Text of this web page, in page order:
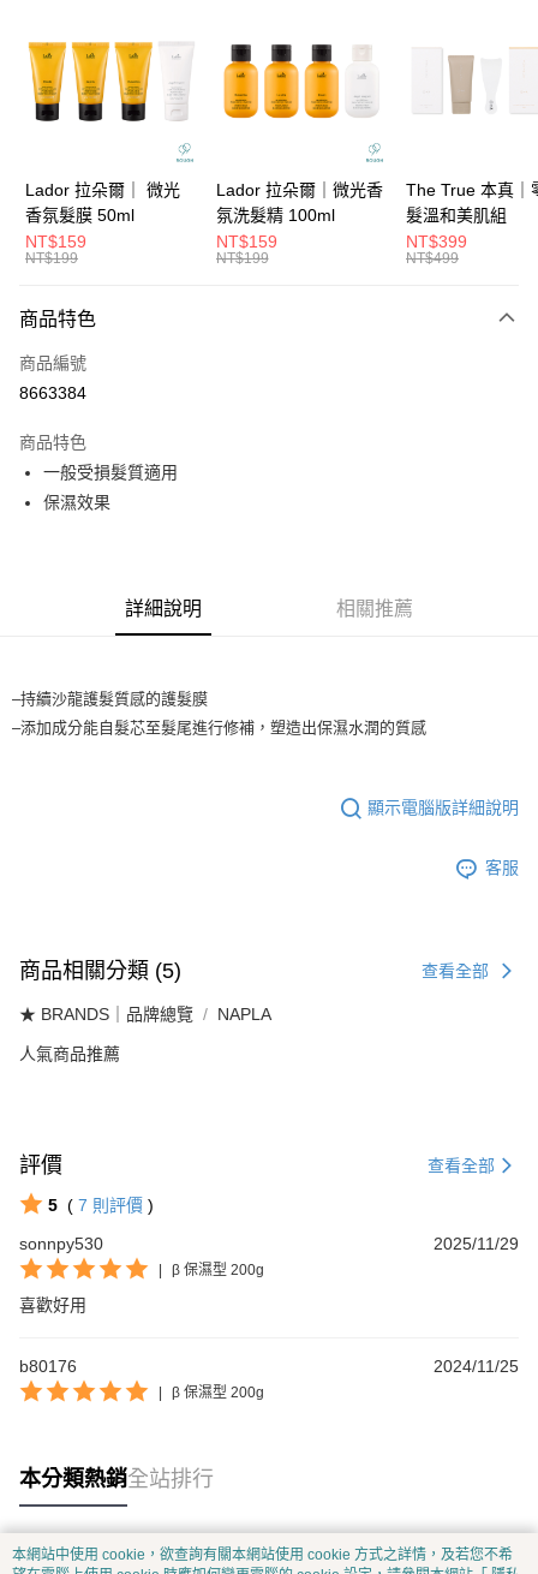
3 期 0 利率 每期NT$93
合作金庫商業銀行
第一商業銀行
華南商業銀行
彰化商業銀行
兆豐國際商業銀行
臺灣中小企業銀行
台中商業銀行
匯豐（台灣）商業銀行
華泰商業銀行
聯邦商業銀行
元大商業銀行
台灣樂天信用卡公司
6 期 0 利率 每期 NT$46 21家銀行
合作金庫商業銀行
第一商業銀行
台北富邦商業銀行
國泰世華商業銀行
兆豐國際商業銀行
臺灣中小企業銀行
台中商業銀行
匯豐（台灣）商業銀行
聯邦商業銀行
玉山商業銀行
台灣樂天信用卡公司
超商取貨付款
Apple Pay
街口支付
相關說明
【大哥付你分期使用說明】
2.付款方式選擇「大哥付你分期」，訂單成立後會自動跳轉到大哥付的交易
流程，驗證手機門號後，選擇欲分期的期數、繳款截止日，確認付款後即完
成交易。
3.實際核准額度、可分期數及費用金額請依後續交易確認頁面所載為準。
1.分期款項不併入電信帳單，「大哥付你分期」於每月結算日後寄送繳費提
【注意事項】
2.基於同意付款使用「大哥付你分期」之契約關係目的，商店將以您的個人
運送方式
全家取貨付款
每筆NT$65，滿NT$1,699(含以上)免運費
每筆NT$65，滿NT$1,699(含以上)免運費
Lador 拉朵爾｜ 微光
香氛髮膜 50ml
NT$159
NT$199
Lador 拉朵爾｜微光香
氛洗髮精 100ml
NT$159
NT$199
The True 本真｜
髮溫和美肌組
NT$399
NT$499
商品特色
商品編號
8663384
商品特色
一般受損髮質適用
保濕效果
詳細說明 相關推薦
–持續沙龍護髮質感的護髮膜
–添加成分能自髮芯至髮尾進行修補，塑造出保濕水潤的質感
顯示電腦版詳細說明
客服
商品相關分類 (5) 查看全部
★ BRANDS｜品牌總覽 NAPLA
人氣商品推薦
評價 查看全部
5 ( 7 則評價 )
sonnpy530
2025/11/29
| β 保濕型 200g
喜歡好用
b80176 2024/11/25
| β 保濕型 200g
本分類熱銷全站排行
本網站中使用 cookie，欲查詢有關本網站使用 cookie 方式之詳情，及若您不希